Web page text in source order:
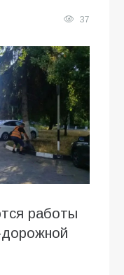
37
работы